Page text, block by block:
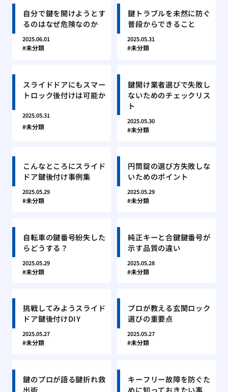
自分で鍵を開けようとす
るのはなぜ危険なのか
2025.06.01
未分類
鍵トラブルを未然に防ぐ
普段からできること
2025.05.31
未分類
スライドドアにもスマー
トロック後付けは可能か
2025.05.31
未分類
鍵開け業者選びで失敗し
ないためのチェックリス
ト
2025.05.30
未分類
こんなところにスライド
ドア鍵後付け事例集
2025.05.29
未分類
円筒錠の選び方失敗しな
いためのポイント
2025.05.29
未分類
自転車の鍵番号紛失した
らどうする？
2025.05.29
未分類
純正キーと合鍵鍵番号が
示す品質の違い
2025.05.28
未分類
挑戦してみようスライド
ドア鍵後付けDIY
2025.05.27
未分類
プロが教える玄関ロック
選びの重要点
2025.05.27
未分類
鍵のプロが語る鍵折れ救
出術
キーフリー故障を防ぐた
めに知っておきたい事